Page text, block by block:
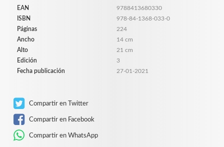
EAN
9788413680330
ISBN
978-84-1368-033-0
Páginas
224
Ancho
14 cm
Alto
21 cm
Edición
3
Fecha publicación
27-01-2021
Compartir en Twitter
Compartir en Facebook
Compartir en WhatsApp